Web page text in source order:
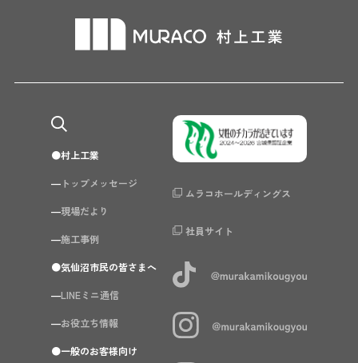
村上工業
トップメッセージ
現場だより
施工事例
気仙沼市民の皆さまへ
LINEミニ通信
お役立ち情報
一般のお客様向け
ムラコホールディングス
社員サイト